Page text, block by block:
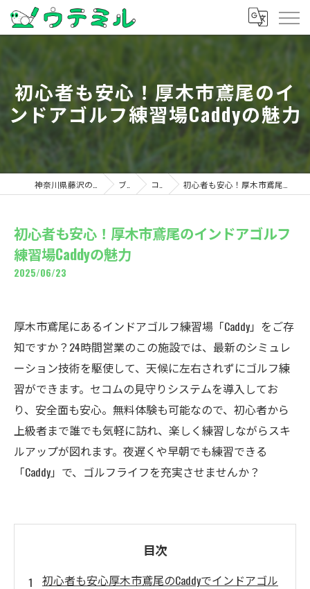
初心者も安心！厚木市鳶尾のイ
ンドアゴルフ練習場Caddyの魅力
ブログ コラム 初心者も安心！厚木市鳶尾のインドアゴルフ練習場Caddyの魅力
初心者も安心！厚木市鳶尾のインドアゴルフ
練習場Caddyの魅力
2025/06/23
厚木市鳶尾にあるインドアゴルフ練習場「Caddy」をご存
知ですか？24時間営業のこの施設では、最新のシミュレ
ーション技術を駆使して、天候に左右されずにゴルフ練
習ができます。セコムの見守りシステムを導入してお
り、安全面も安心。無料体験も可能なので、初心者から
上級者まで誰でも気軽に訪れ、楽しく練習しながらスキ
ルアップが図れます。夜遅くや早朝でも練習できる
「Caddy」で、ゴルフライフを充実させませんか？
目次
初心者も安心厚木市鳶尾のCaddyでインドアゴル